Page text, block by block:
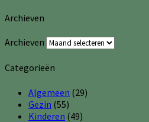
Archieven
Archieven
Categorieën
Algemeen (29)
Gezin (55)
Kinderen (49)